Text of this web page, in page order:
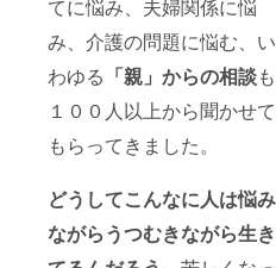
てに悩み、夫婦関係に悩
み、介護の問題に悩む、い
わゆる 「親」からの相談も
１００人以上から聞かせて
もらってきました。
どうしてこんなに人は悩み
ながらうつむきながら生き